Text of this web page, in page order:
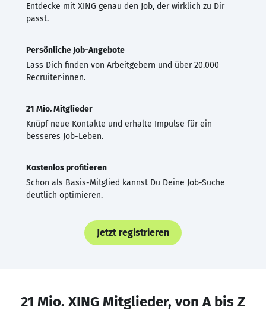
Entdecke mit XING genau den Job, der wirklich zu Dir
passt.
Persönliche Job-Angebote
Lass Dich finden von Arbeitgebern und über 20.000
Recruiter·innen.
21 Mio. Mitglieder
Knüpf neue Kontakte und erhalte Impulse für ein
besseres Job-Leben.
Kostenlos profitieren
Schon als Basis-Mitglied kannst Du Deine Job-Suche
deutlich optimieren.
Jetzt registrieren
21 Mio. XING Mitglieder, von A bis Z